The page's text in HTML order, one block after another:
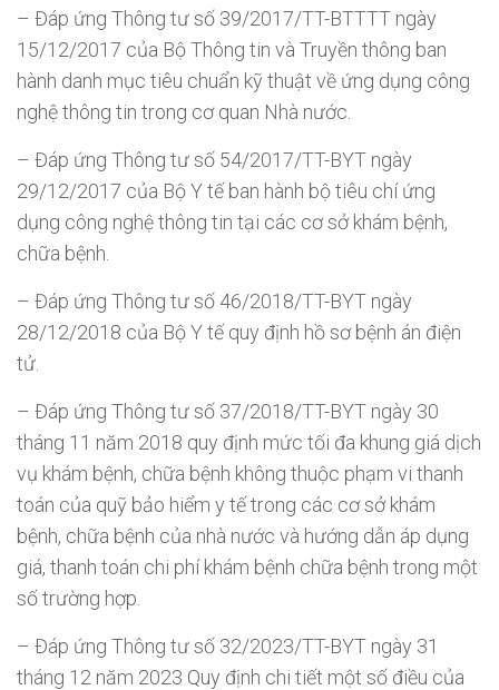
– Đáp ứng Thông tư số 39/2017/TT-BTTTT ngày
15/12/2017 của Bộ Thông tin và Truyền thông ban
hành danh mục tiêu chuẩn kỹ thuật về ứng dụng công
nghệ thông tin trong cơ quan Nhà nước.
– Đáp ứng Thông tư số 54/2017/TT-BYT ngày
29/12/2017 của Bộ Y tế ban hành bộ tiêu chí ứng
dụng công nghệ thông tin tại các cơ sở khám bệnh,
chữa bệnh.
– Đáp ứng Thông tư số 46/2018/TT-BYT ngày
28/12/2018 của Bộ Y tế quy định hồ sơ bệnh án điện
tử.
– Đáp ứng Thông tư số 37/2018/TT-BYT ngày 30
tháng 11 năm 2018 quy định mức tối đa khung giá dịch
vụ khám bệnh, chữa bệnh không thuộc phạm vi thanh
toán của quỹ bảo hiểm y tế trong các cơ sở khám
bệnh, chữa bệnh của nhà nước và hướng dẫn áp dụng
giá, thanh toán chi phí khám bệnh chữa bệnh trong một
số trường hợp.
– Đáp ứng Thông tư số 32/2023/TT-BYT ngày 31
tháng 12 năm 2023 Quy định chi tiết một số điều của